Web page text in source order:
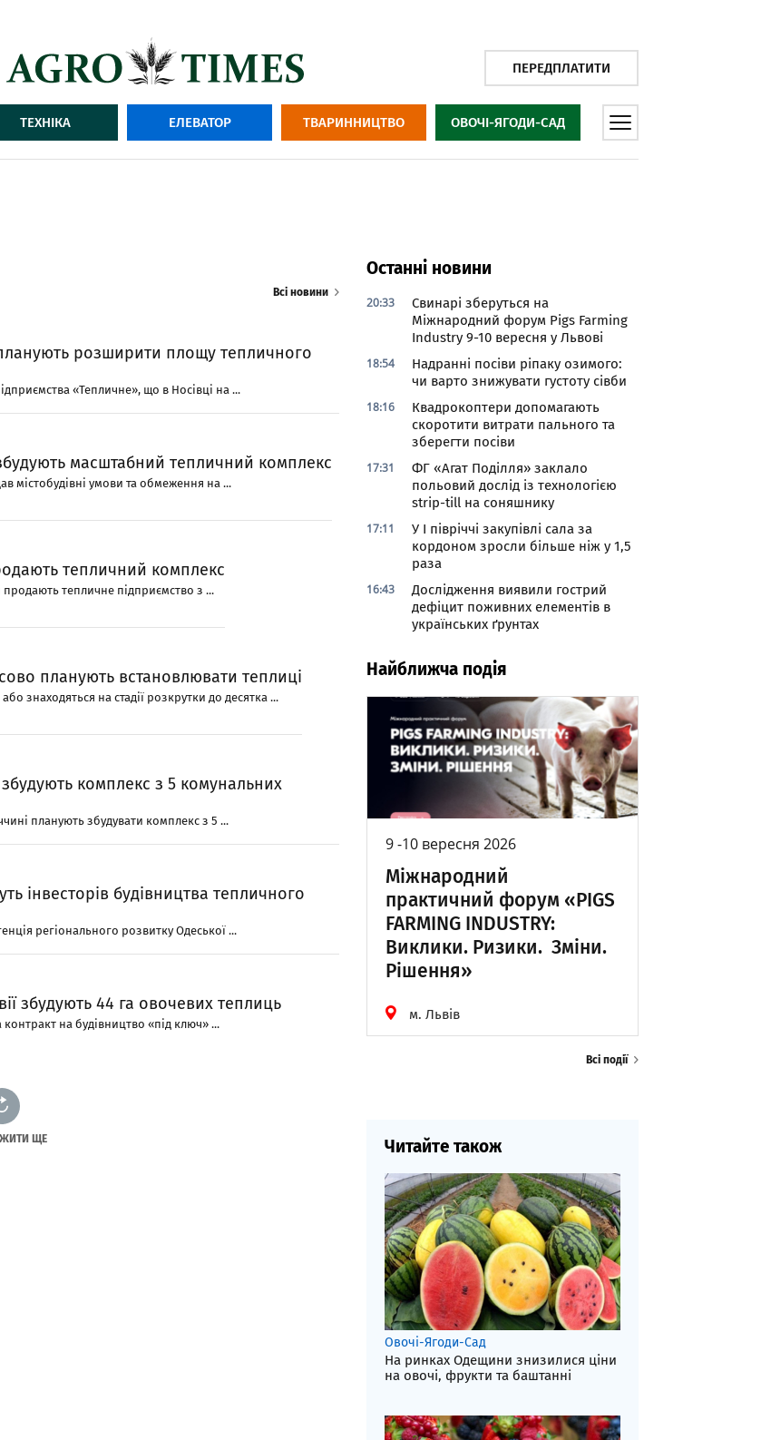
ПЕРЕДПЛАТИТИ
ТЕХНІКА ЕЛЕВАТОР ТВАРИННИЦТВО ОВОЧІ-ЯГОДИ-САД
Всі новини
розширити площу тепличного
«Тепличне», що в Носівці на ...
масштабний тепличний комплекс
містобудівні умови та обмеження на ...
тепличний комплекс
продають тепличне підприємство з ...
планують встановлювати теплиці
знаходяться на стадії розкрутки до десятка ...
комплекс з 5 комунальних
планують збудувати комплекс з 5 ...
інвесторів будівництва тепличного
регіонального розвитку Одеської ...
збудують 44 га овочевих теплиць
на будівництво «під ключ» ...
ЩЕ
Останні новини
20:33
Свинарі зберуться на
Міжнародний форум Pigs Farming
Industry 9-10 вересня у Львові
18:54
Надранні посіви ріпаку озимого:
чи варто знижувати густоту сівби
18:16
Квадрокоптери допомагають
скоротити витрати пального та
зберегти посіви
17:31
ФГ «Агат Поділля» заклало
польовий дослід із технологією
strip-till на соняшнику
17:11
У І півріччі закупівлі сала за
кордоном зросли більше ніж у 1,5
раза
16:43
Дослідження виявили гострий
дефіцит поживних елементів в
українських ґрунтах
Найближча подія
9 -10 вересня 2026
Міжнародний
практичний форум «PIGS
FARMING INDUSTRY:
Виклики. Ризики. Зміни.
Рішення»
м. Львів
Всі події
Читайте також
Овочі-Ягоди-Сад
На ринках Одещини знизилися ціни
на овочі, фрукти та баштанні